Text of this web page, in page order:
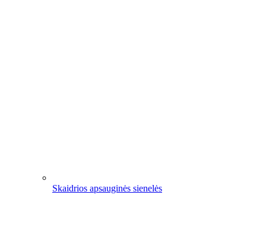
Skaidrios apsauginės sienelės